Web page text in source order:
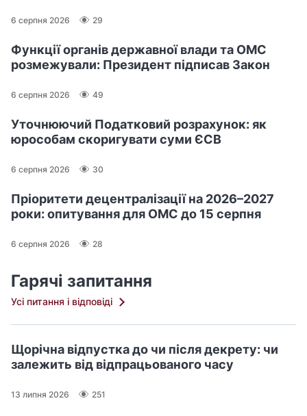
6 серпня 2026 29
Функції органів державної влади та ОМС
розмежували: Президент підписав Закон
6 серпня 2026 49
Уточнюючий Податковий розрахунок: як
юрособам скоригувати суми ЄСВ
6 серпня 2026 30
Пріоритети децентралізації на 2026–2027
роки: опитування для ОМС до 15 серпня
6 серпня 2026 28
Гарячі запитання
Усі питання і відповіді
Щорічна відпустка до чи після декрету: чи
залежить від відпрацьованого часу
13 липня 2026 251